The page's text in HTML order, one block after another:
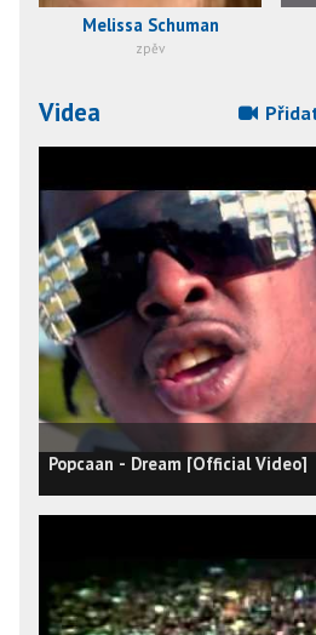
Melissa Schuman
zpěv
Videa
Popcaan - Dream [Official Video]